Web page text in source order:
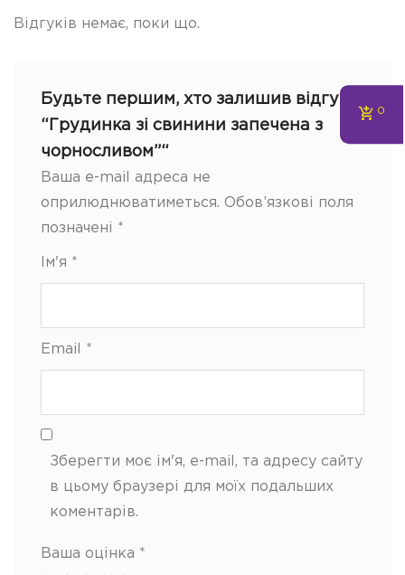
Відгуків немає, поки що.
Будьте першим, хто залишив відгук
“Грудинка зі свинини запечена з
чорносливом”“
Ваша e-mail адреса не
оприлюднюватиметься. Обов’язкові поля
позначені *
Ім'я *
Email *
Зберегти моє ім'я, e-mail, та адресу сайту
в цьому браузері для моїх подальших
коментарів.
Ваша оцінка *
0